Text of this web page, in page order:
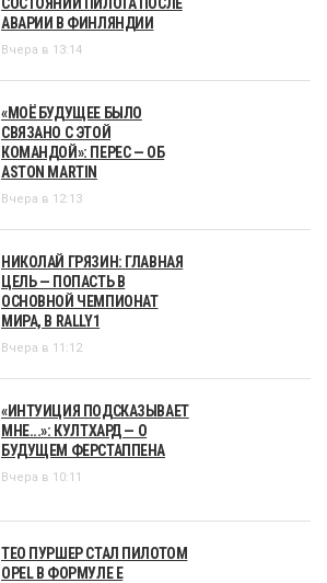
АВАРИИ В ФИНЛЯНДИИ
Вчера в 13:14
«МОЁ БУДУЩЕЕ БЫЛО
СВЯЗАНО С ЭТОЙ
КОМАНДОЙ»: ПЕРЕС — ОБ
ASTON MARTIN
Вчера в 12:13
НИКОЛАЙ ГРЯЗИН: ГЛАВНАЯ
ЦЕЛЬ — ПОПАСТЬ В
ОСНОВНОЙ ЧЕМПИОНАТ
МИРА, В RALLY1
Вчера в 11:12
«ИНТУИЦИЯ ПОДСКАЗЫВАЕТ
МНЕ...»: КУЛТХАРД — О
БУДУЩЕМ ФЕРСТАППЕНА
Вчера в 10:11
ТЕО ПУРШЕР СТАЛ ПИЛОТОМ
OPEL В ФОРМУЛЕ Е